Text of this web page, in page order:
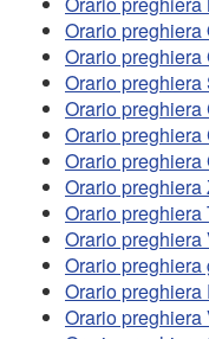
Orario
Orario
Orario
Orario preghiera
Orario
Orario preghiera
Orario preghiera
Orario preghiera
Orario preghiera
Orario preghiera
Orario preghiera
Orario